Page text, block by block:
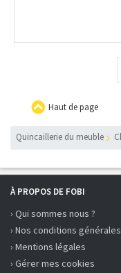
Haut de page
Quincaillerie du meuble
À PROPOS DE FOBI
› Qui sommes nous ?
› Nos conditions
› Mentions légales
› Gérer mes cookies